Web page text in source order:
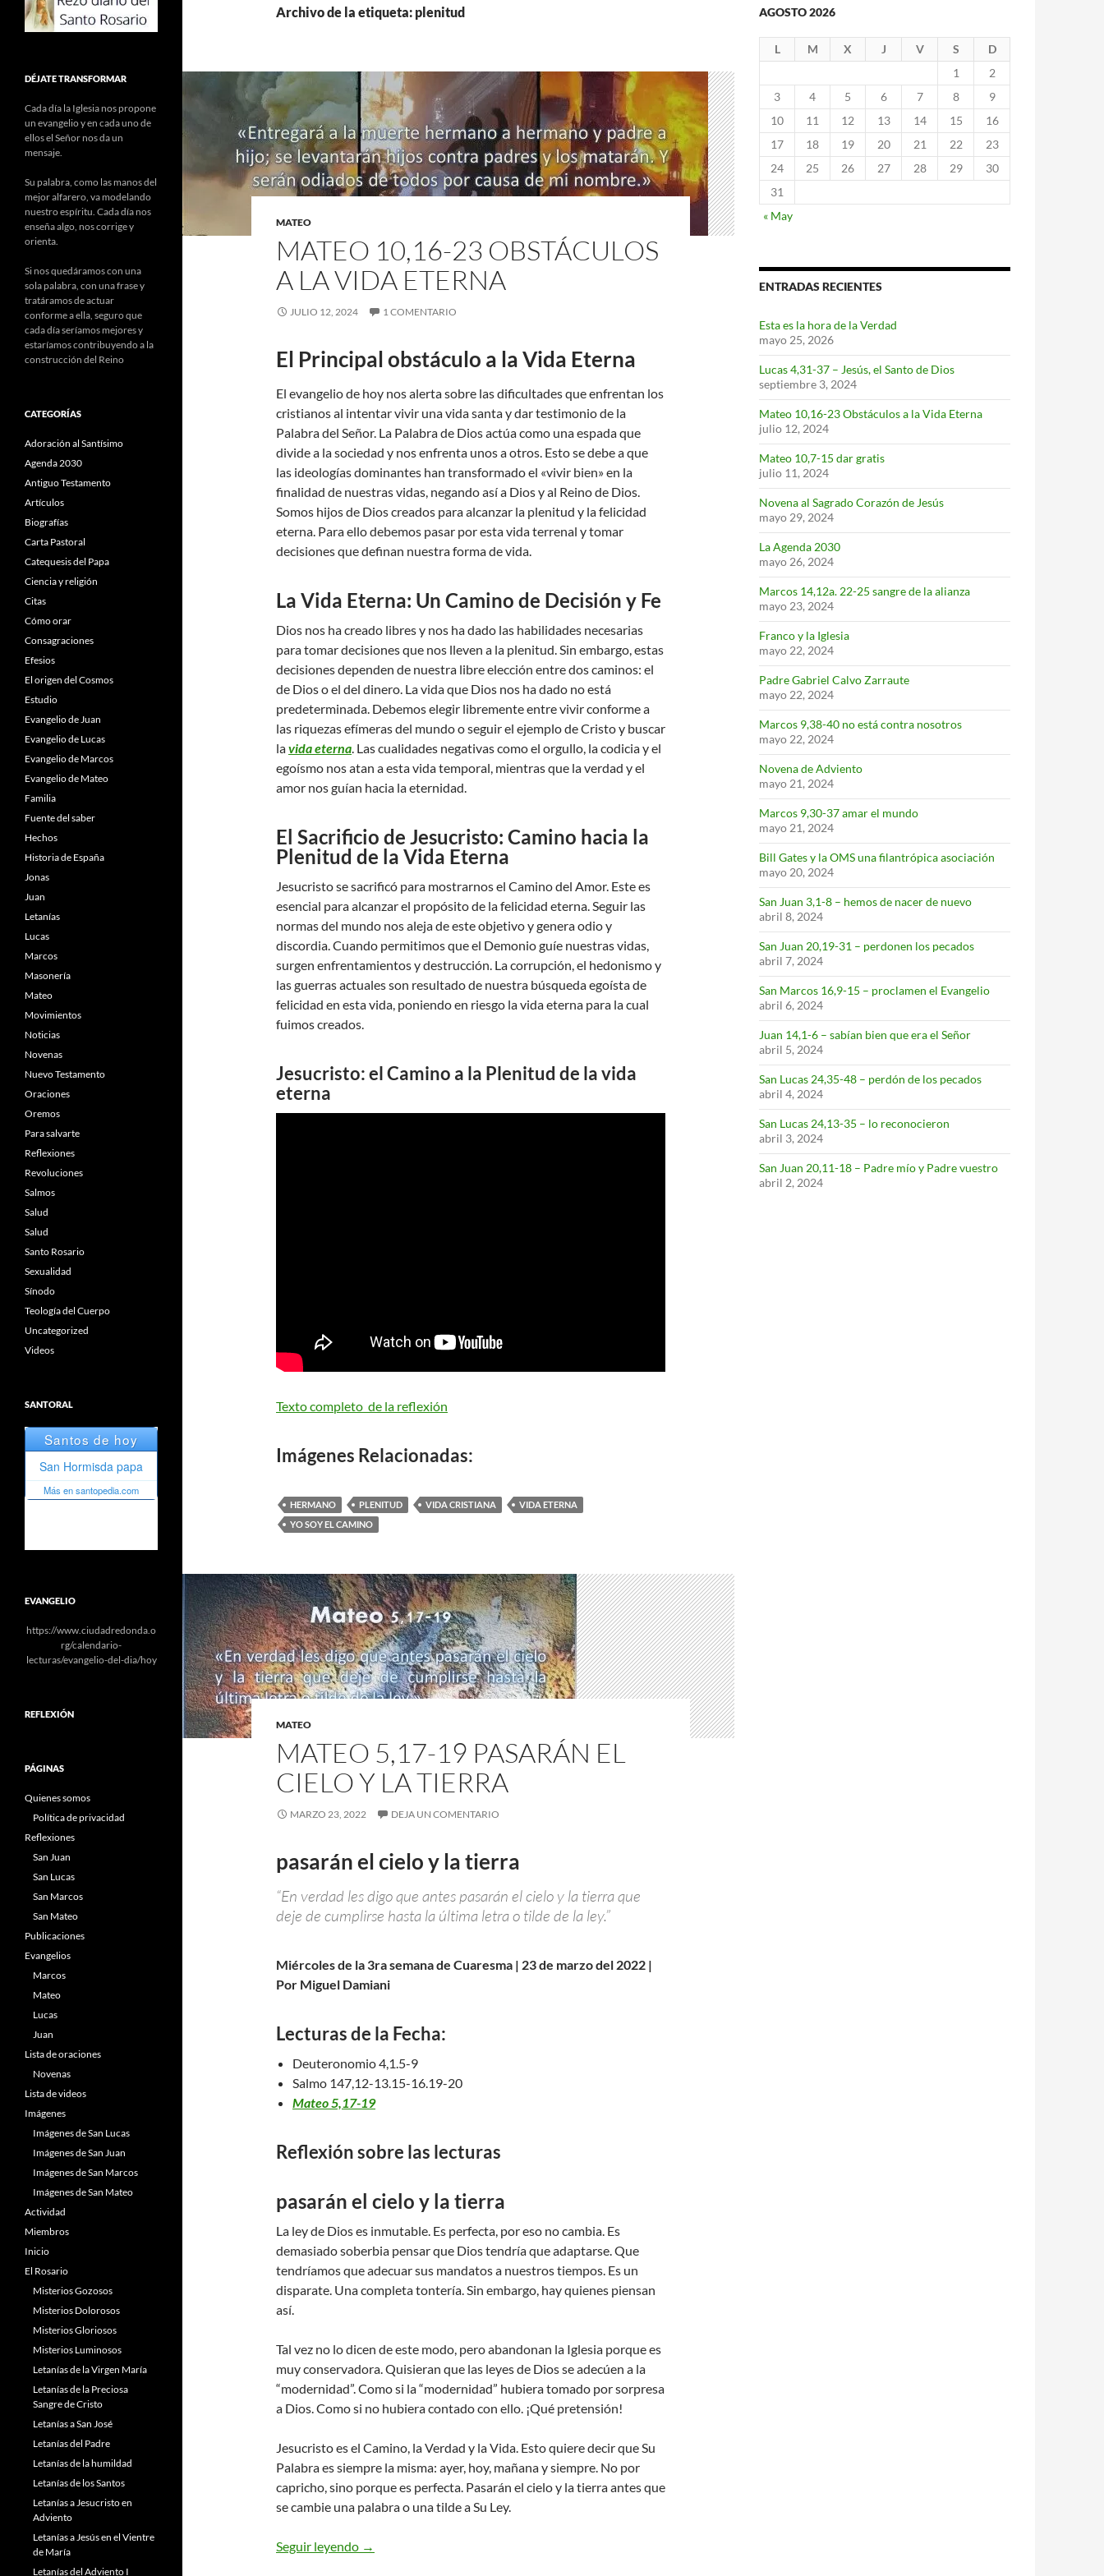
Archivo de la etiqueta: plenitud
MATEO
MATEO 10,16-23 OBSTÁCULOS
A LA VIDA ETERNA
JULIO 12, 2024 1 COMENTARIO
El Principal obstáculo a la Vida Eterna
El evangelio de hoy nos alerta sobre las dificultades que enfrentan los
cristianos al intentar vivir una vida santa y dar testimonio de la
Palabra del Señor. La Palabra de Dios actúa como una espada que
divide a la sociedad y nos enfrenta unos a otros. Esto se debe a que
las ideologías dominantes han transformado el «vivir bien» en la
finalidad de nuestras vidas, negando así a Dios y al Reino de Dios.
Somos hijos de Dios creados para alcanzar la plenitud y la felicidad
eterna. Para ello debemos pasar por esta vida terrenal y tomar
decisiones que definan nuestra forma de vida.
La Vida Eterna: Un Camino de Decisión y Fe
Dios nos ha creado libres y nos ha dado las habilidades necesarias
para tomar decisiones que nos lleven a la plenitud. Sin embargo, estas
decisiones dependen de nuestra libre elección entre dos caminos: el
de Dios o el del dinero. La vida que Dios nos ha dado no está
predeterminada. Debemos elegir libremente entre vivir conforme a
las riquezas efímeras del mundo o seguir el ejemplo de Cristo y buscar
lavida eterna. Las cualidades negativas como el orgullo, la codicia y el
egoísmo nos atan a esta vida temporal, mientras que la verdad y el
amor nos guían hacia la eternidad.
El Sacrificio de Jesucristo: Camino hacia la
Plenitud de la Vida Eterna
Jesucristo se sacrificó para mostrarnos el Camino del Amor. Este es
esencial para alcanzar el propósito de la felicidad eterna. Seguir las
normas del mundo nos aleja de este objetivo y genera odio y
discordia. Cuando permitimos que el Demonio guíe nuestras vidas,
surgen enfrentamientos y destrucción. La corrupción, el hedonismo y
las guerras actuales son resultado de nuestra búsqueda egoísta de
felicidad en esta vida, poniendo en riesgo la vida eterna para la cual
fuimos creados.
Jesucristo: el Camino a la Plenitud de la vida
eterna
Texto completo de la reflexión
Imágenes Relacionadas:
HERMANO PLENITUD VIDA CRISTIANA
VIDA ETERNA
YO SOY EL CAMINO
MATEO
MATEO 5,17-19 PASARÁN EL
CIELO Y LA TIERRA
MARZO 23, 2022 DEJA UN COMENTARIO
pasarán el cielo y la tierra
“En verdad les digo que antes pasarán el cielo y la tierra que
deje de cumplirse hasta la última letra o tilde de la ley.”
Miércoles de la 3ra semana de Cuaresma | 23 de marzo del 2022 |
Por Miguel Damiani
Lecturas de la Fecha:
Deuteronomio 4,1.5-9
Salmo 147,12-13.15-16.19-20
Mateo 5,17-19
Reflexión sobre las lecturas
pasarán el cielo y la tierra
La ley de Dios es inmutable. Es perfecta, por eso no cambia. Es
demasiado soberbia pensar que Dios tendría que adaptarse. Que
tendríamos que adecuar sus mandatos a nuestros tiempos. Es un
disparate. Una completa tontería. Sin embargo, hay quienes piensan
así.
Tal vez no lo dicen de este modo, pero abandonan la Iglesia porque es
muy conservadora. Quisieran que las leyes de Dios se adecúen a la
“modernidad”. Como si la “modernidad” hubiera tomado por sorpresa
a Dios. Como si no hubiera contado con ello. ¡Qué pretensión!
Jesucristo es el Camino, la Verdad y la Vida. Esto quiere decir que Su
Palabra es siempre la misma: ayer, hoy, mañana y siempre. No por
capricho, sino porque es perfecta. Pasarán el cielo y la tierra antes que
se cambie una palabra o una tilde a Su Ley.
Seguir leyendo Mateo 5,17-19 pasarán el cielo y la tierra
→
AGOSTO 2026
L M X J V S
D
1
2
3
4 5 6 7 8
9
10
11 12 13 14 15
16
17
18 19 20 21 22
23
24
25 26 27 28 29
30
31
« May
ENTRADAS RECIENTES
Esta es la hora de la Verdad
mayo 25, 2026
Lucas 4,31-37 – Jesús, el Santo de Dios
septiembre 3, 2024
Mateo 10,16-23 Obstáculos a la Vida Eterna
julio 12, 2024
Mateo 10,7-15 dar gratis
julio 11, 2024
Novena al Sagrado Corazón de Jesús
mayo 29, 2024
La Agenda 2030
mayo 26, 2024
Marcos 14,12a. 22-25 sangre de la alianza
mayo 23, 2024
Franco y la Iglesia
mayo 22, 2024
Padre Gabriel Calvo Zarraute
mayo 22, 2024
Marcos 9,38-40 no está contra nosotros
mayo 22, 2024
Novena de Adviento
mayo 21, 2024
Marcos 9,30-37 amar el mundo
mayo 21, 2024
Bill Gates y la OMS una filantrópica asociación
mayo 20, 2024
San Juan 3,1-8 – hemos de nacer de nuevo
abril 8, 2024
San Juan 20,19-31 – perdonen los pecados
abril 7, 2024
San Marcos 16,9-15 – proclamen el Evangelio
abril 6, 2024
Juan 14,1-6 – sabían bien que era el Señor
abril 5, 2024
San Lucas 24,35-48 – perdón de los pecados
abril 4, 2024
San Lucas 24,13-35 – lo reconocieron
abril 3, 2024
San Juan 20,11-18 – Padre mío y Padre vuestro
abril 2, 2024
DÉJATE TRANSFORMAR
Cada día la Iglesia nos propone
un evangelio y en cada uno de
ellos el Señor nos da un
mensaje.
Su palabra, como las manos del
mejor alfarero, va modelando
nuestro espíritu. Cada día nos
enseña algo, nos corrige y
orienta.
Si nos quedáramos con una
sola palabra, con una frase y
tratáramos de actuar
conforme a ella, seguro que
cada día seríamos mejores y
estaríamos contribuyendo a la
construcción del Reino
CATEGORÍAS
Adoración al Santísimo
Agenda 2030
Antiguo Testamento
Artículos
Biografías
Carta Pastoral
Catequesis del Papa
Ciencia y religión
Citas
Cómo orar
Consagraciones
Efesios
El origen del Cosmos
Estudio
Evangelio de Juan
Evangelio de Lucas
Evangelio de Marcos
Evangelio de Mateo
Familia
Fuente del saber
Hechos
Historia de España
Jonas
Juan
Letanías
Lucas
Marcos
Masonería
Mateo
Movimientos
Noticias
Novenas
Nuevo Testamento
Oraciones
Oremos
Para salvarte
Reflexiones
Revoluciones
Salmos
Salud
Salud
Santo Rosario
Sexualidad
Sínodo
Teología del Cuerpo
Uncategorized
Videos
SANTORAL
EVANGELIO
https://www.ciudadredonda.o
rg/calendario-
lecturas/evangelio-del-dia/hoy
REFLEXIÓN
PÁGINAS
Quienes somos
Política de privacidad
Reflexiones
San Juan
San Lucas
San Marcos
San Mateo
Publicaciones
Evangelios
Marcos
Mateo
Lucas
Juan
Lista de oraciones
Novenas
Lista de videos
Imágenes
Imágenes de San Lucas
Imágenes de San Juan
Imágenes de San Marcos
Imágenes de San Mateo
Actividad
Miembros
Inicio
El Rosario
Misterios Gozosos
Misterios Dolorosos
Misterios Gloriosos
Misterios Luminosos
Letanías de la Virgen María
Letanías de la Preciosa
Sangre de Cristo
Letanías a San José
Letanías del Padre
Letanías de la humildad
Letanías de los Santos
Letanías a Jesucristo en
Adviento
Letanías a Jesús en el Vientre
de María
Letanías del Adviento I